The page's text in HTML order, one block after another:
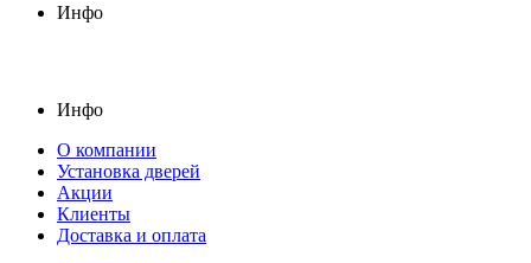
Инфо
Инфо
О компании
Установка дверей
Акции
Клиенты
Доставка и оплата